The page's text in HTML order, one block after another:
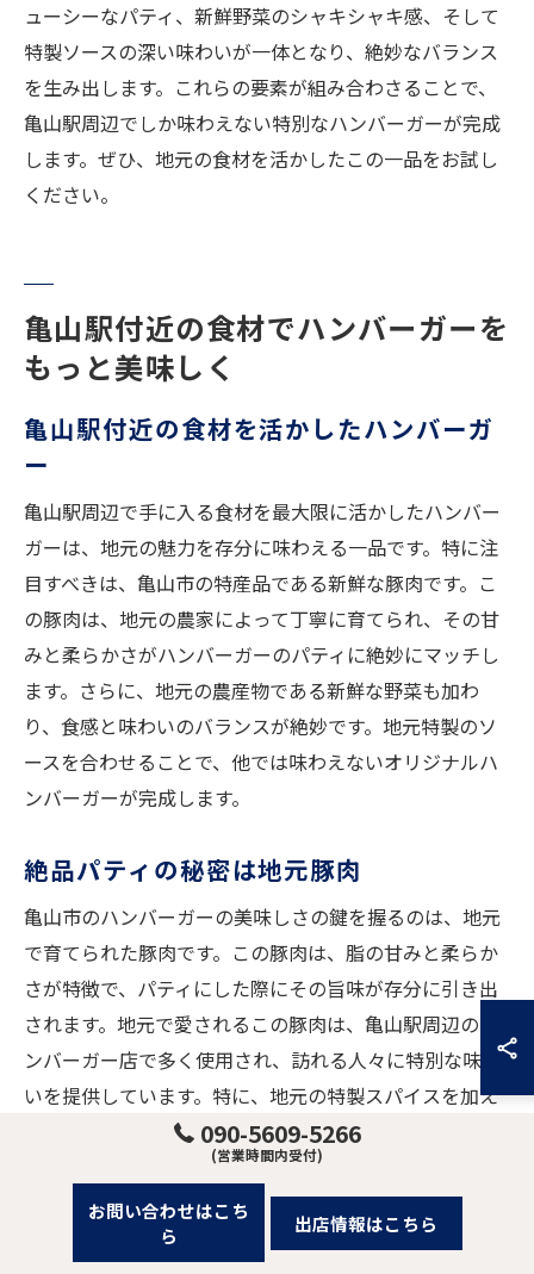
ューシーなパティ、新鮮野菜のシャキシャキ感、そして
特製ソースの深い味わいが一体となり、絶妙なバランス
を生み出します。これらの要素が組み合わさることで、
亀山駅周辺でしか味わえない特別なハンバーガーが完成
します。ぜひ、地元の食材を活かしたこの一品をお試し
ください。
亀山駅付近の食材でハンバーガーを
もっと美味しく
亀山駅付近の食材を活かしたハンバーガ
ー
亀山駅周辺で手に入る食材を最大限に活かしたハンバー
ガーは、地元の魅力を存分に味わえる一品です。特に注
目すべきは、亀山市の特産品である新鮮な豚肉です。こ
の豚肉は、地元の農家によって丁寧に育てられ、その甘
みと柔らかさがハンバーガーのパティに絶妙にマッチし
ます。さらに、地元の農産物である新鮮な野菜も加わ
り、食感と味わいのバランスが絶妙です。地元特製のソ
ースを合わせることで、他では味わえないオリジナルハ
ンバーガーが完成します。
絶品パティの秘密は地元豚肉
亀山市のハンバーガーの美味しさの鍵を握るのは、地元
で育てられた豚肉です。この豚肉は、脂の甘みと柔らか
さが特徴で、パティにした際にその旨味が存分に引き出
されます。地元で愛されるこの豚肉は、亀山駅周辺のハ
ンバーガー店で多く使用され、訪れる人々に特別な味わ
いを提供しています。特に、地元の特製スパイスを加え
たパティは、その香りと味わいで一度食べたら忘れられ
新鮮な野菜で彩るハンバーガー
090-5609-5266
(営業時間内受付)
お問い合わせはこち
ら
出店情報はこちら